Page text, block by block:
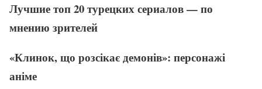
Лучшие топ 20 турецких сериалов — по
мнению зрителей
«Клинок, що розсікає демонів»: персонажі
аніме